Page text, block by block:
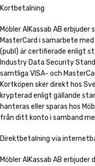
Kortbetalning
Möbler AlKassab AB
MasterCard i samarbete med
(publ) är certifierade enligt
Industry Data Security
samtliga VISA- och
Kortköpen sker direkt hos
krypterad enligt gällande
hanteras eller sparas hos
från ditt konto i samband
Direktbetalning via
Möbler AlKassab AB